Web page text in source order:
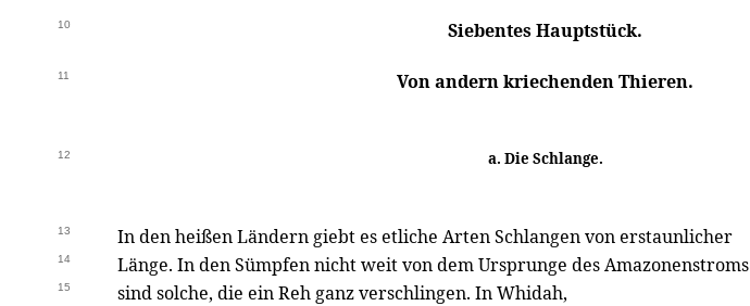
10 Siebentes Hauptstück.
11 Von andern kriechenden Thieren.
12 a. Die Schlange.
13 In den heißen Ländern giebt es etliche Arten Schlangen von erstaunlicher
14 Länge. In den Sümpfen nicht weit von dem Ursprunge des Amazonenstroms
15 sind solche, die ein Reh ganz verschlingen. In Whidah,